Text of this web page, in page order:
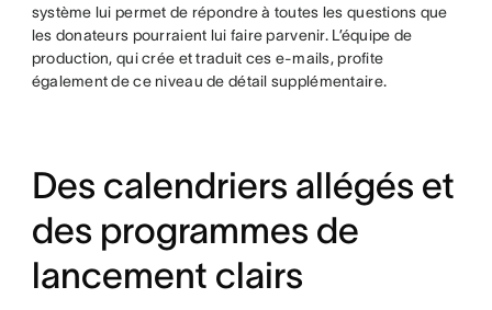
système lui permet de répondre à toutes les questions que
les donateurs pourraient lui faire parvenir. L’équipe de
production, qui crée et traduit ces e-mails, profite
également de ce niveau de détail supplémentaire.
Des calendriers allégés et
des programmes de
lancement clairs